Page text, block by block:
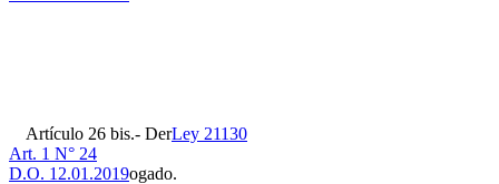
Artículo 26 bis.- DerLey 21130
Art. 1 N° 24
D.O. 12.01.2019ogado.